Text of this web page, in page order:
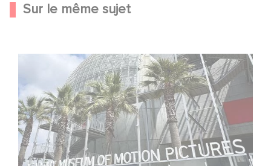
Sur le même sujet
Gaumont célèbre ses 130 ans au Musée des Oscars à
Los Angeles !